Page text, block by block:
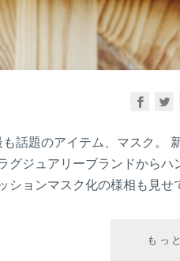
話題のアイテム、マスク。
グジュアリーブランドから
ションマスク化の様相も見
もっ